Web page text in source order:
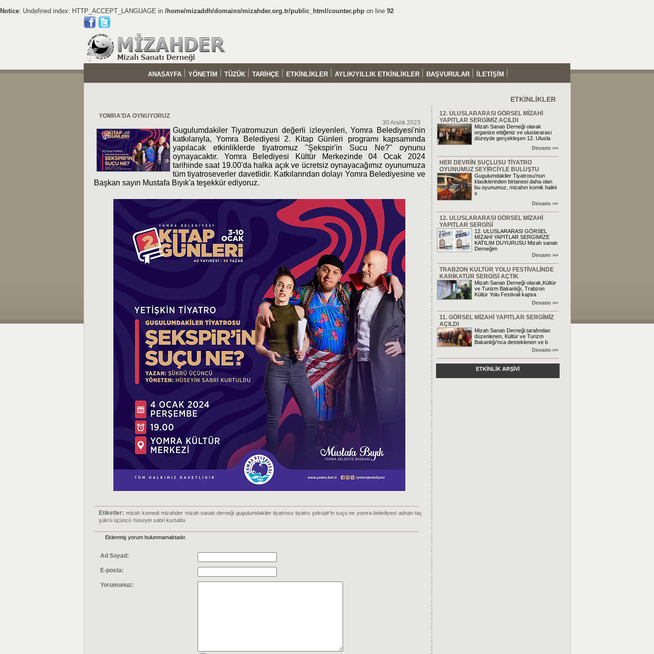
Notice: Undefined index: HTTP_ACCEPT_LANGUAGE in /home/mizaddh/domains/mizahder.org.tr/public_html/counter.php on line 92
ANASAYFA YÖNETİM TÜZÜK TARİHÇE ETKİNLİKLER AYLIK/YILLIK ETKİNLİKLER BAŞVURULAR İLETİŞİM
ETKİNLİKLER
YOMRA'DA OYNUYORUZ
30 Aralık 2023
Gugulumdakiler Tiyatromuzun değerli izleyenleri, Yomra Belediyesi'nin
katkılarıyla, Yomra Belediyesi 2. Kitap Günleri programı kapsamında
yapılacak etkinliklerde tiyatromuz "Şekspir'in Sucu Ne?" oynunu
oynayacaktır. Yomra Belediyesi Kültür Merkezinde 04 Ocak 2024
tarihinde saat 19.00'da halka açık ve ücretsiz oynayacağımız oyunumuza
tüm tiyatroseverler davetlidir. Katkılarından dolayı Yomra Belediyesine ve
Başkan sayın Mustafa Bıyık'a teşekkür ediyoruz.
Etiketler: mizah komedi mizahder mizah sanatı derneği gugulumdakiler tiyatrosu tiyatro şekspir'in suçu ne yomra belediyesi adnan taç
şükrü üçüncü hüseyin sabri kurtuldu
Eklenmiş yorum bulunmamaktadır.
Ad Soyad:
E-posta:
Yorumunuz:
12. ULUSLARARASI GÖRSEL MİZAHİ
YAPITLAR SERGİMİZ AÇILDI
Mizah Sanatı Derneği olarak
organize ettiğimiz ve uluslararası
düzeyde gerçekleşen 12. Ulusla
Devamı >>
HER DEVRİN SUÇLUSU TİYATRO
OYUNUMUZ SEYİRCİYLE BULUŞTU
Gugulumdakiler Tiyatrosu'nun
klasiklerinden birtanesi daha olan
bu oyunumuz, mizahın komik halini
s
Devamı >>
12. ULUSLARARASI GÖRSEL MİZAHİ
YAPITLAR SERGİSİ
12. ULUSLARARASI GÖRSEL
MİZAHİ YAPITLAR SERGİMİZE
KATILIM DUYURUSU Mizah sanatı
Derneğim
Devamı >>
TRABZON KÜLTÜR YOLU FESTİVALİNDE
KARİKATÜR SERGİSİ AÇTIK
Mizah Sanatı Derneği olarak,Kültür
ve Turizm Bakanlığı, Trabzon
Kültür Yolu Festivali kapsa
Devamı >>
11. GÖRSEL MİZAHİ YAPITLAR SERGİMİZ
AÇILDI
Mizah Sanatı Derneği tarafından
düzenlenen, Kültür ve Turizm
Bakanlığı'nca desteklenen ve b
Devamı >>
ETKİNLİK ARŞİVİ